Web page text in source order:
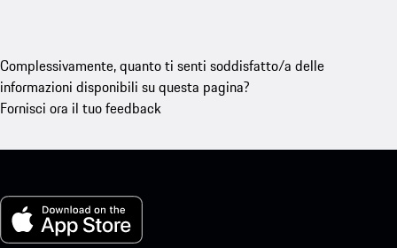
Complessivamente, quanto ti senti soddisfatto/a delle
informazioni disponibili su questa pagina?
Fornisci ora il tuo feedback